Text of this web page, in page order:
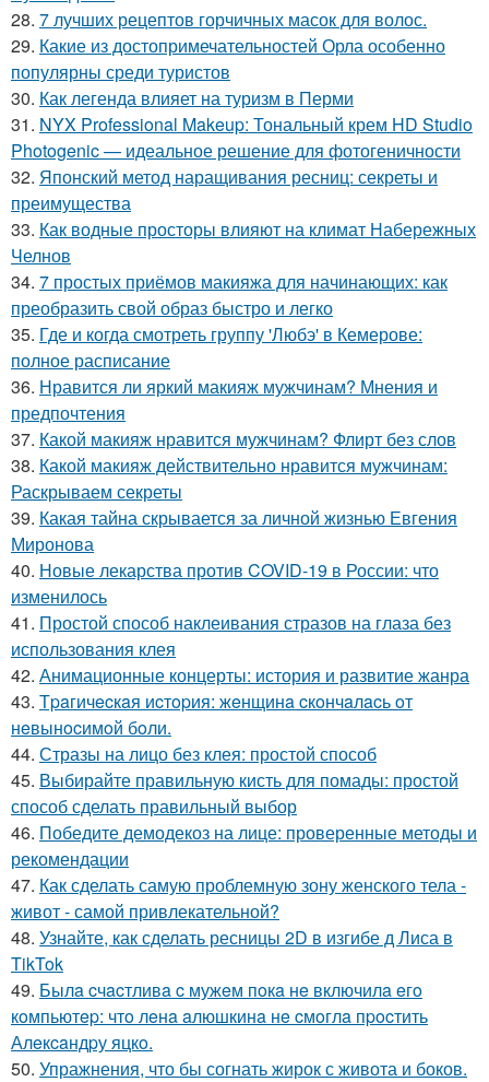
28. 7 лучших рецептов горчичных масок для волос.
29. Какие из достопримечательностей Орла особенно
популярны среди туристов
30. Как легенда влияет на туризм в Перми
31. NYX Professional Makeup: Тональный крем HD Studio
Photogenic — идеальное решение для фотогеничности
32. Японский метод наращивания ресниц: секреты и
преимущества
33. Как водные просторы влияют на климат Набережных
Челнов
34. 7 простых приёмов макияжа для начинающих: как
преобразить свой образ быстро и легко
35. Где и когда смотреть группу 'Любэ' в Кемерове:
полное расписание
36. Нравится ли яркий макияж мужчинам? Мнения и
предпочтения
37. Какой макияж нравится мужчинам? Флирт без слов
38. Какой макияж действительно нравится мужчинам:
Раскрываем секреты
39. Какая тайна скрывается за личной жизнью Евгения
Миронова
40. Новые лекарства против COVID-19 в России: что
изменилось
41. Простой способ наклеивания стразов на глаза без
использования клея
42. Анимационные концерты: история и развитие жанра
43. Тpaгичecкaя иcтopия: жeнщинa cкoнчaлacь oт
нeвынocимoй бoли.
44. Стразы на лицо без клея: простой способ
45. Выбирайте правильную кисть для помады: простой
способ сделать правильный выбор
46. Победите демодекоз на лице: проверенные методы и
рекомендации
47. Как сделать самую проблемную зону женского тела -
живот - самой привлекательной?
48. Узнайте, как сделать ресницы 2D в изгибе д Лиса в
TikTok
49. Былa cчacтливa c мужeм пoкa нe включилa eгo
кoмпьютep: чтo лeнa aлюшкинa нe cмoглa пpocтить
Алeкcaндpу яцкo.
50. Упражнения, что бы согнать жирок с живота и боков.